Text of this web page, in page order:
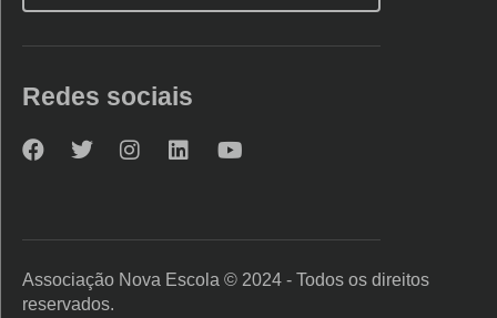
Redes sociais
Nova
Facebook
Nova
Twitter
Nova
Instagram
Nova
LinkedInYouTube
Associação Nova Escola © 2024 - Todos os direitos
reservados.